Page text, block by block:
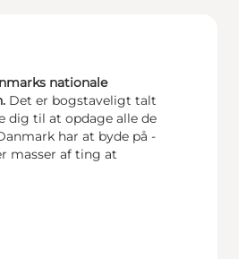
nationale
Det er bogstaveligt talt
dig til at opdage alle de
har at byde på -
masser af ting at